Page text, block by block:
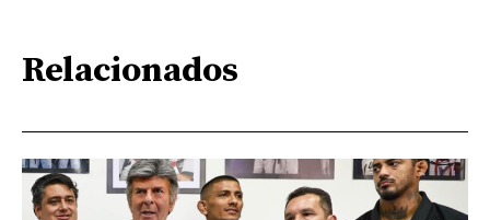
Relacionados